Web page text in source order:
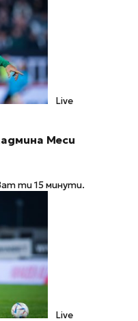
Live
Меси
ти 15 минути.
Live